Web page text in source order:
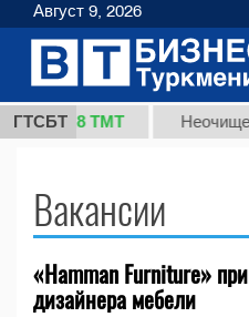
ГТСБТ37,8 ТМТ
Вакансии
«Hamman Furniture»
дизайнера мебели
Август 9, 2026